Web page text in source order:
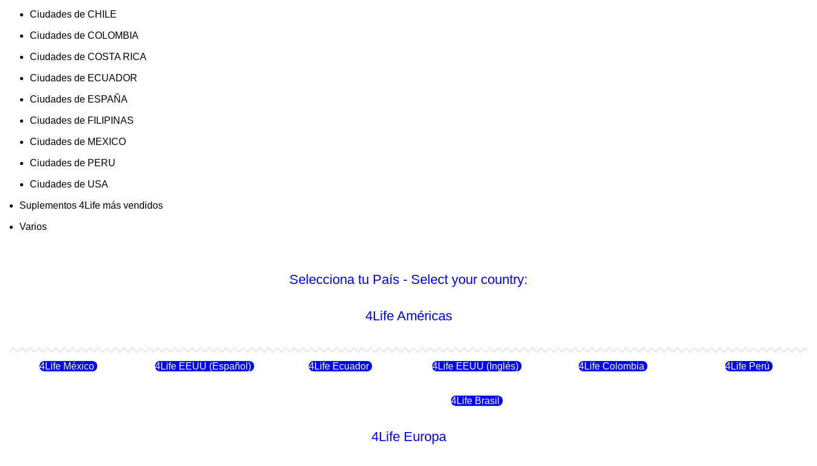
Ciudades de CHILE
Ciudades de COLOMBIA
Ciudades de COSTA RICA
Ciudades de ECUADOR
Ciudades de ESPAÑA
Ciudades de FILIPINAS
Ciudades de MEXICO
Ciudades de PERU
Ciudades de USA
Suplementos 4Life más vendidos
Varios
Selecciona tu País - Select your country:
4Life Américas
4Life México 4Life EEUU (Español) 4Life Ecuador 4Life EEUU (Inglés) 4Life Colombia 4Life Perú
4Life Brasil
4Life Europa